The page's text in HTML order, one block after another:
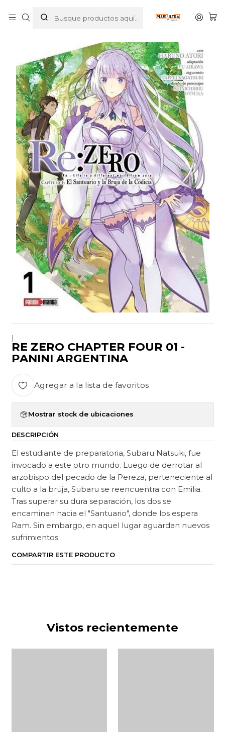
RE ZERO CHAPTER FOUR 01 - PANINI ARGENTINA
|
RE ZERO CHAPTER FOUR 01 -
PANINI ARGENTINA
Agregar a la lista de favoritos
Mostrar stock de ubicaciones
DESCRIPCIÓN
El estudiante de preparatoria, Subaru Natsuki, fue
invocado a este otro mundo. Luego de derrotar al
arzobispo del pecado de la Pereza, perteneciente al
culto a la bruja, Subaru se reencuentra con Emilia.
Tras superar su dura separación, los dos se
encaminan hacia el "Santuario", donde los espera
Ram. Sin embargo, en aquel lugar aguardan nuevos
sufrimientos.
COMPARTIR ESTE PRODUCTO
Vistos recientemente